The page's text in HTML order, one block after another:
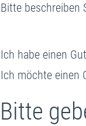
Bitte beschreiben
Ich habe einen
Ich möchte einen
Bitte